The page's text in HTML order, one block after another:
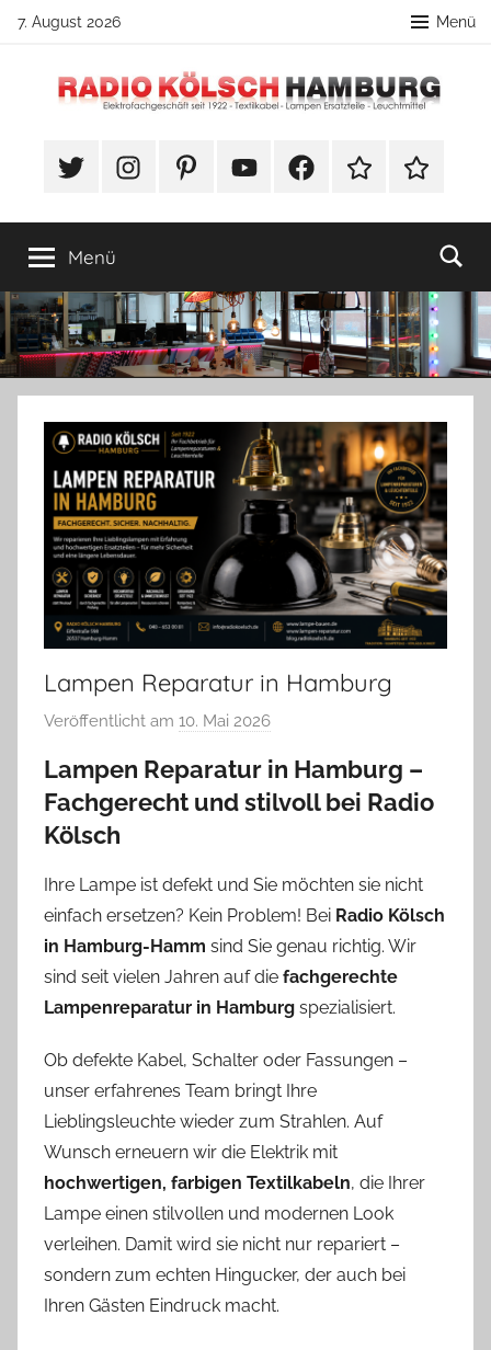
Zum
springen
7. August 2026 Menü
Radio
Hamburg
Lampenbau
#TwitterInstagramPinterestYouTubeFacebookTikTok Webshop
Menü
Lampen Reparatur in Hamburg
Veröffentlicht am 10. Mai 2026
n
A
r
e
a
s
Lampen Reparatur in Hamburg –
Fachgerecht und stilvoll bei Radio
Kölsch
Ihre Lampe ist defekt und Sie möchten sie nicht
einfach ersetzen? Kein Problem! Bei Radio Kölsch
in Hamburg-Hamm sind Sie genau richtig. Wir
sind seit vielen Jahren auf die fachgerechte
Lampenreparatur in Hamburg spezialisiert.
Ob defekte Kabel, Schalter oder Fassungen –
unser erfahrenes Team bringt Ihre
Lieblingsleuchte wieder zum Strahlen. Auf
Wunsch erneuern wir die Elektrik mit
hochwertigen, farbigen Textilkabeln, die Ihrer
Lampe einen stilvollen und modernen Look
verleihen. Damit wird sie nicht nur repariert –
sondern zum echten Hingucker, der auch bei
Ihren Gästen Eindruck macht.